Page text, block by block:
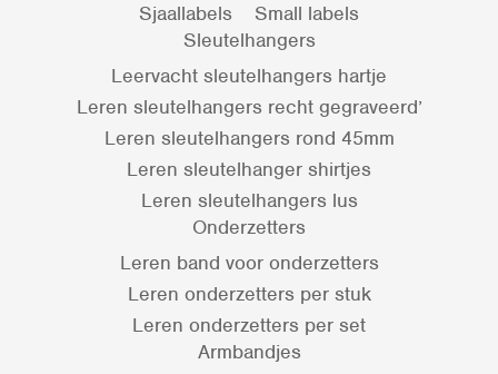
Sjaallabels
Small labels
Sleutelhangers
Leervacht sleutelhangers hartje
Leren sleutelhangers recht gegraveerd’
Leren sleutelhangers rond 45mm
Leren sleutelhanger shirtjes
Leren sleutelhangers lus
Onderzetters
Leren band voor onderzetters
Leren onderzetters per stuk
Leren onderzetters per set
Armbandjes